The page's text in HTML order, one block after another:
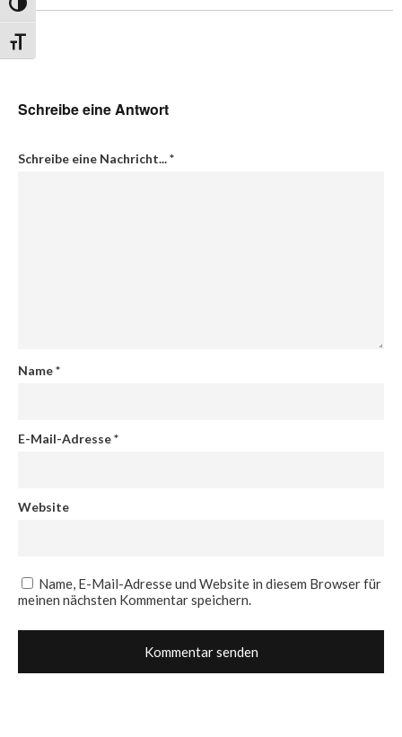
Umschalten auf hohe Kontraste
Schrift vergrößern
Schreibe eine Antwort
Schreibe eine Nachricht...*
Name*
E-Mail-Adresse*
Website
Name, E-Mail-Adresse und Website in diesem Browser für
meinen nächsten Kommentar speichern.